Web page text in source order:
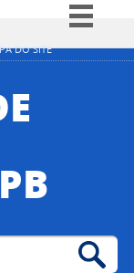
DO SITE
informação